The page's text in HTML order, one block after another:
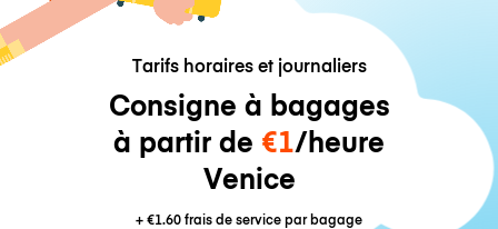
Tarifs horaires et journaliers
Consigne à bagages
à partir de €1/heure
Venice
+€1.60frais de service par bagage